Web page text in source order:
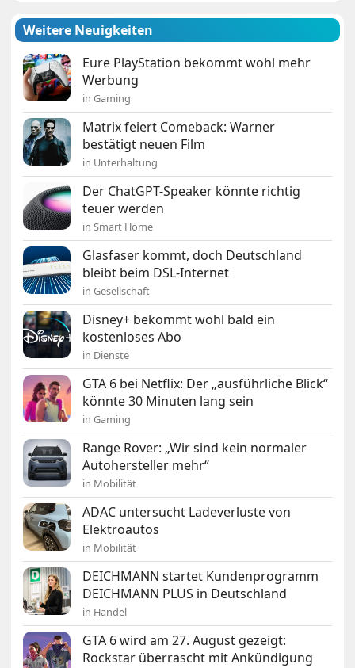
Weitere Neuigkeiten
Eure PlayStation bekommt wohl mehr
Werbung
in Gaming
Matrix feiert Comeback: Warner
bestätigt neuen Film
in Unterhaltung
Der ChatGPT-Speaker könnte richtig
teuer werden
in Smart Home
Glasfaser kommt, doch Deutschland
bleibt beim DSL-Internet
in Gesellschaft
Disney+ bekommt wohl bald ein
kostenloses Abo
in Dienste
GTA 6 bei Netflix: Der „ausführliche Blick“
könnte 30 Minuten lang sein
in Gaming
Range Rover: „Wir sind kein normaler
Autohersteller mehr“
in Mobilität
ADAC untersucht Ladeverluste von
Elektroautos
in Mobilität
DEICHMANN startet Kundenprogramm
DEICHMANN PLUS in Deutschland
in Handel
GTA 6 wird am 27. August gezeigt:
Rockstar überrascht mit Ankündigung